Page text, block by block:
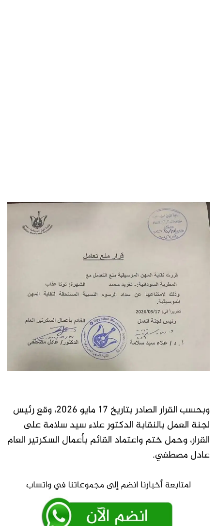
وبحسب القرار الصادر بتاريخ 17 مايو 2026، وقع رئيس
لجنة العمل بالنقابة الدكتور علاء سيد سلامة على
القرار، وحمل ختم واعتماد القائم بأعمال السكرتير العام
عادل مصطفي.